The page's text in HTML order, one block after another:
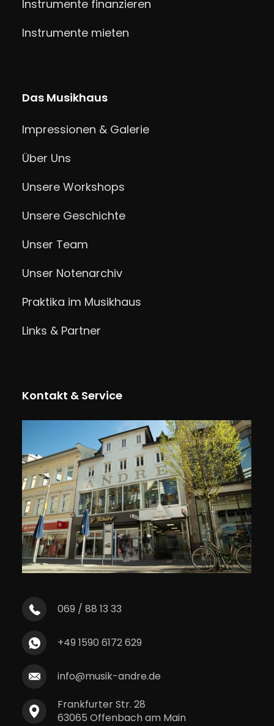
Instrumente finanzieren
Instrumente mieten
Das Musikhaus
Impressionen & Galerie
Über Uns
Unsere Workshops
Unsere Geschichte
Unser Team
Unser Notenarchiv
Praktika im Musikhaus
Links & Partner
Kontakt & Service
069 / 88 13 33
+49 1590 6172 629
info@musik-andre.de
Frankfurter Str. 28
63065 Offenbach am Main